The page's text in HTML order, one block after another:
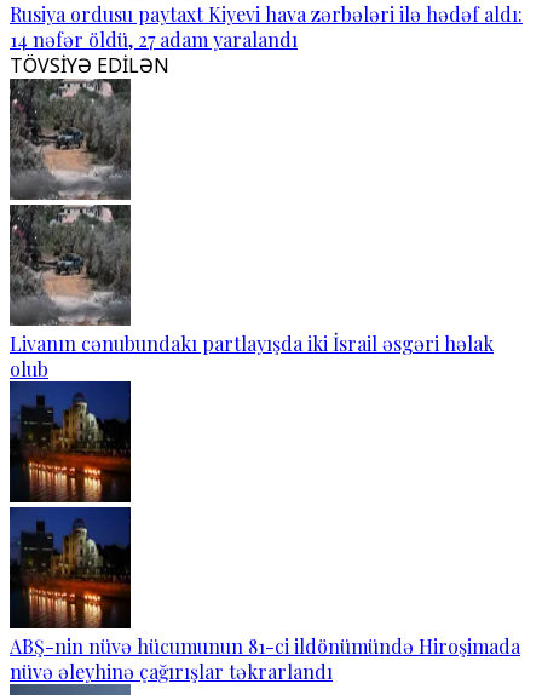
Rusiya ordusu paytaxt Kiyevi hava zərbələri ilə hədəf aldı:
14 nəfər öldü, 27 adam yaralandı
TÖVSİYƏ EDİLƏN
Livanın cənubundakı partlayışda iki İsrail əsgəri həlak
olub
ABŞ-nin nüvə hücumunun 81-ci ildönümündə Hiroşimada
nüvə əleyhinə çağırışlar təkrarlandı